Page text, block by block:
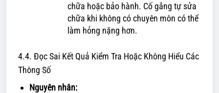
chữa hoặc bảo hành. Cố gắng tự sửa
chữa khi không có chuyên môn có thể
làm hỏng nặng hơn.
4.4. Đọc Sai Kết Quả Kiểm Tra Hoặc Không Hiểu Các
Thông Số
Nguyên nhân: